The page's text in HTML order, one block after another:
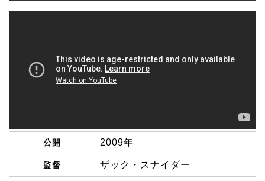
公開 2009年
監督 ザック・スナイダー